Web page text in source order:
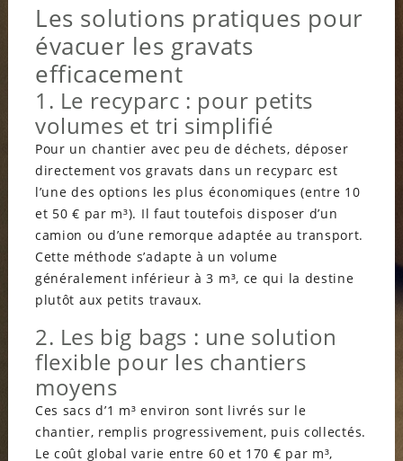
Les solutions pratiques pour
évacuer les gravats
efficacement
1. Le recyparc : pour petits
volumes et tri simplifié
Pour un chantier avec peu de déchets, déposer
directement vos gravats dans un recyparc est
l’une des options les plus économiques (entre 10
et 50 € par m³). Il faut toutefois disposer d’un
camion ou d’une remorque adaptée au transport.
Cette méthode s’adapte à un volume
généralement inférieur à 3 m³, ce qui la destine
plutôt aux petits travaux.
2. Les big bags : une solution
flexible pour les chantiers
moyens
Ces sacs d’1 m³ environ sont livrés sur le
chantier, remplis progressivement, puis collectés.
Le coût global varie entre 60 et 170 € par m³,